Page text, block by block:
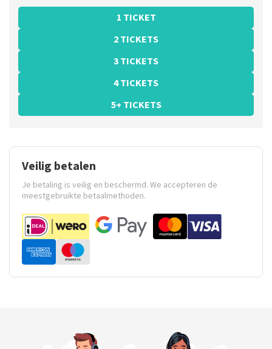
1 TICKET
2 TICKETS
3 TICKETS
4 TICKETS
5+ TICKETS
Veilig betalen
Je betaling is veilig en beschermd. We accepteren de
meestgebruikte betaalmethoden.